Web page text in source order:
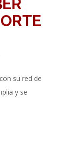
su red de
y se